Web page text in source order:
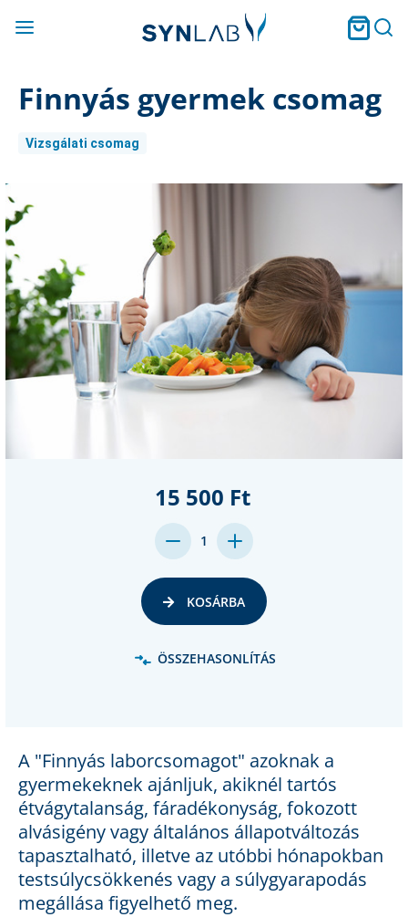
Finnyás gyermek csomag
Vizsgálati csomag
A "Finnyás laborcsomagot" azoknak a
gyermekeknek ajánljuk, akiknél tartós
étvágytalanság, fáradékonyság, fokozott
alvásigény vagy általános állapotváltozás
tapasztalható, illetve az utóbbi hónapokban
testsúlycsökkenés vagy a súlygyarapodás
megállása figyelhető meg.
Stock:
15 500 Ft
DECREASE
QUANTITY:
1
INCREASE
QUANTITY:
KOSÁRBA
ÖSSZEHASONLÍTÁS